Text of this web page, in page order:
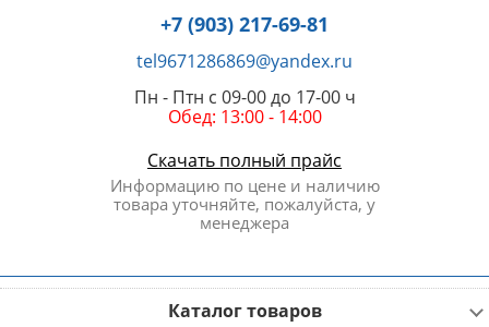
+7 (903) 217-69-81
tel9671286869@yandex.ru
Пн - Птн с 09-00 до 17-00 ч
Обед: 13:00 - 14:00
Скачать полный прайс
Информацию по цене и наличию
товара уточняйте, пожалуйста, у
менеджера
Каталог товаров